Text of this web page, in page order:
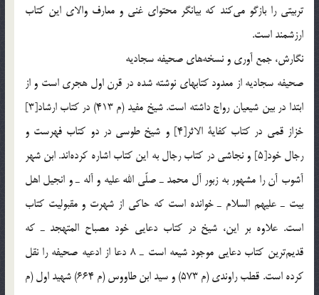
تربيتي را بازگو مي‌كند كه بيانگر محتواي غني و معارف والاي اين كتاب
ارزشمند است.
نگارش، جمع آوري و نسخه‌هاي صحيفه سجاديه
صحيفه سجاديه از معدود كتابهاي نوشته شده در قرن اول هجري است و از
ابتدا در بين شيعيان رواج داشته است. شيخ مفيد (م 413) در كتاب ارشاد[3]
خزاز قمي در كتاب كفاية الاثر[4] و شيخ طوسي در دو كتاب فهرست و
رجال خود[5] و نجاشي در كتاب رجال به اين كتاب اشاره كرده‌اند. ابن شهر
آشوب آن را مشهور به زبور آل محمد ـ صلّي الله عليه و آله ـ و انجيل اهل
بيت ـ عليهم السلام ـ خوانده است كه حاكي از شهرت و مقبوليت كتاب
است. علاوه بر اين، شيخ در كتاب دعايي خود مصباح المتهجد ـ كه
قديم‌ترين كتاب دعايي موجود شيعه است ـ 8 دعا از ادعيه صحيفه را نقل
كرده است. قطب راوندي (م 573) و سيد ابن طاووس (م 664) شهيد اول (م